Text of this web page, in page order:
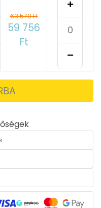
63 570 Ft
59 756
Ft